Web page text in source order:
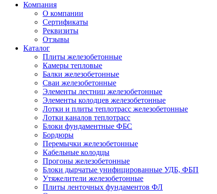
Компания
О компании
Сертификаты
Реквизиты
Отзывы
Каталог
Плиты железобетонные
Камеры тепловые
Балки железобетонные
Сваи железобетонные
Элементы лестниц железобетонные
Элементы колодцев железобетонные
Лотки и плиты теплотрасс железобетонные
Лотки каналов теплотрасс
Блоки фундаментные ФБС
Бордюры
Перемычки железобетонные
Кабельные колодцы
Прогоны железобетонные
Блоки дырчатые унифицированные УДБ, ФБП
Утяжелители железобетонные
Плиты ленточных фундаментов ФЛ